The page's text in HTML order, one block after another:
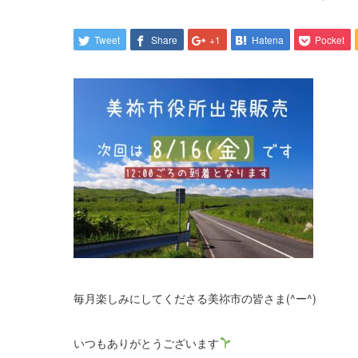
Tweet Share +1 Hatena Pocket
毎月楽しみにしてくださる美祢市の皆さま(^ー^)
いつもありがとうございます